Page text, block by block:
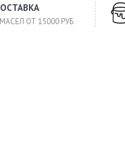
ОТ 15000 РУБ.